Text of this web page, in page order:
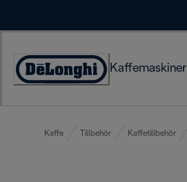
Accessibility
Kaffemaskiner
Kaffe Tillbehör Kaffetillbehör